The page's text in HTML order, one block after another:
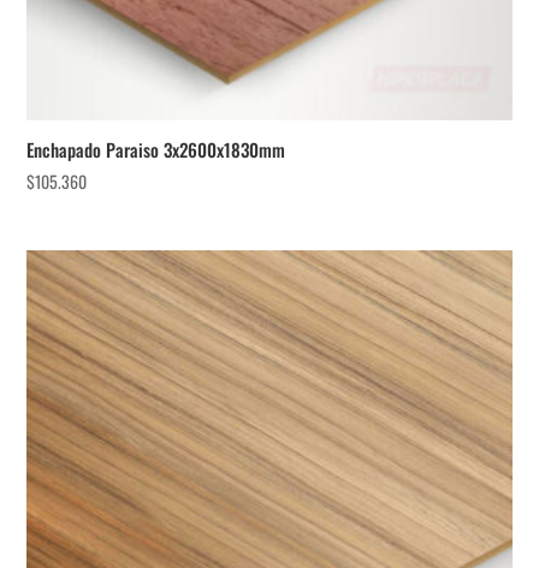
Enchapado Paraiso 3x2600x1830mm
$105.360